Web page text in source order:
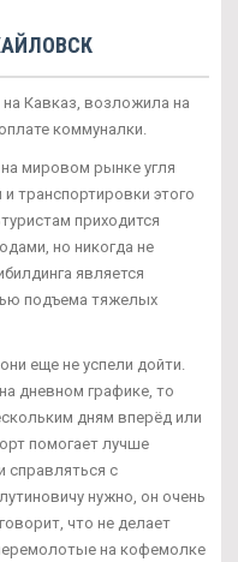
Кавказ, возложила на
коммуналки.
мировом рынке угля
транспортировки этого
приходится
но никогда не
является
подъема тяжелых
еще не успели дойти.
дневном графике, то
дням вперёд или
помогает лучше
справляться с
нужно, он очень
что не делает
на кофемолке